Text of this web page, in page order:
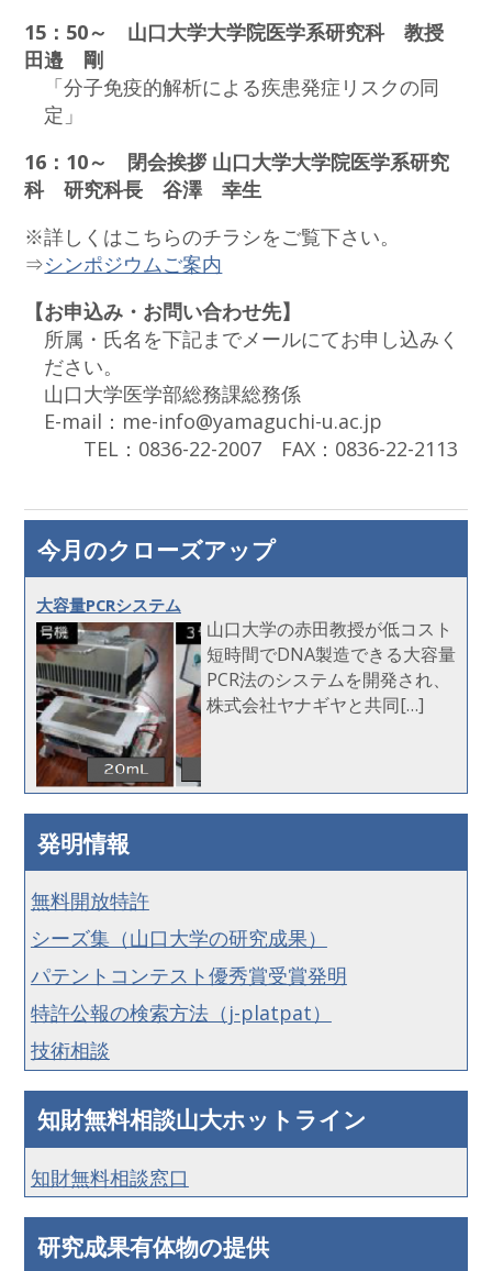
15：50～ 山口大学大学院医学系研究科 教授
田邉 剛
「分子免疫的解析による疾患発症リスクの同
定」
16：10～ 閉会挨拶 山口大学大学院医学系研究
科 研究科長 谷澤 幸生
※詳しくはこちらのチラシをご覧下さい。
⇒シンポジウムご案内
【お申込み・お問い合わせ先】
所属・氏名を下記までメールにてお申し込みく
ださい。
山口大学医学部総務課総務係
E-mail：me-info@yamaguchi-u.ac.jp
TEL：0836-22-2007 FAX：0836-22-2113
今月のクローズアップ
大容量PCRシステム
山口大学の赤田教授が低コスト
短時間でDNA製造できる大容量
PCR法のシステムを開発され、
株式会社ヤナギヤと共同[…]
発明情報
無料開放特許
シーズ集（山口大学の研究成果）
パテントコンテスト優秀賞受賞発明
特許公報の検索方法（j-platpat）
技術相談
知財無料相談山大ホットライン
知財無料相談窓口
研究成果有体物の提供